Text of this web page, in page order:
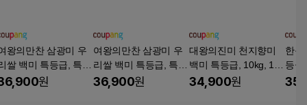
왕의만찬 삼광미 우
쌀 백미 특등급, 특등
, 10kg, 1개
원
여왕의만찬 삼광미 우
리쌀 백미 특등급, 특등
급, 10kg, 1개
36,900원
대왕의진미 천지향미
백미 특등급, 10kg, 1
개, 특등급
34,900원
한음
등급
개